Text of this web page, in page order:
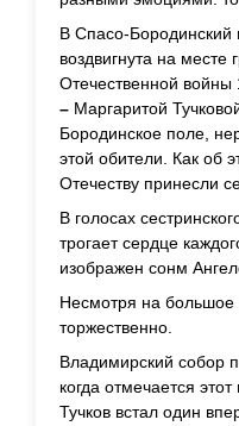
В Спасо-Бородинский
воздвигнута на
Отечественной войны
– Маргаритой
Бородинское поле,
этой обители. Как об
Отечеству принесли
В голосах
трогает сердце
изображен сонм
Несмотря на большое
торжественно.
Владимирский собор
когда отмечается
Тучков встал один